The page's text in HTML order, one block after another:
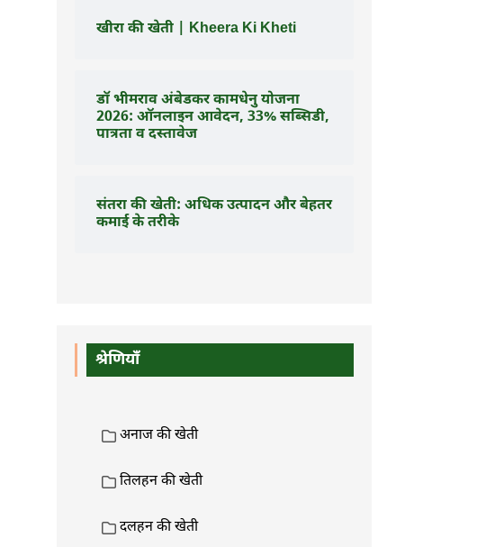
खीरा की खेती | Kheera Ki Kheti
डॉ भीमराव अंबेडकर कामधेनु योजना
2026: ऑनलाइन आवेदन, 33% सब्सिडी,
पात्रता व दस्तावेज
संतरा की खेती: अधिक उत्पादन और बेहतर
कमाई के तरीके
श्रेणियाँ
अनाज की खेती
तिलहन की खेती
दलहन की खेती